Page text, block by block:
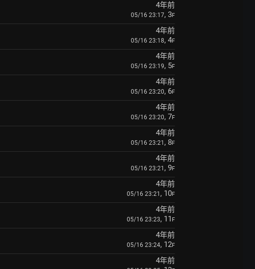
4年前
05/16 23:17, 3F
4年前
05/16 23:18, 4F
4年前
05/16 23:19, 5F
4年前
05/16 23:20, 6F
4年前
05/16 23:20, 7F
4年前
05/16 23:21 , 8F
4年前
05/16 23:21 , 9F
4年前
05/16 23:21 , 10F
4年前
05/16 23:23, 11 F
4年前
05/16 23:24, 12F
4年前